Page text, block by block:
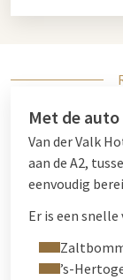
Met de auto
Van der Valk
aan de A2,
eenvoudig
Er is een
’s-